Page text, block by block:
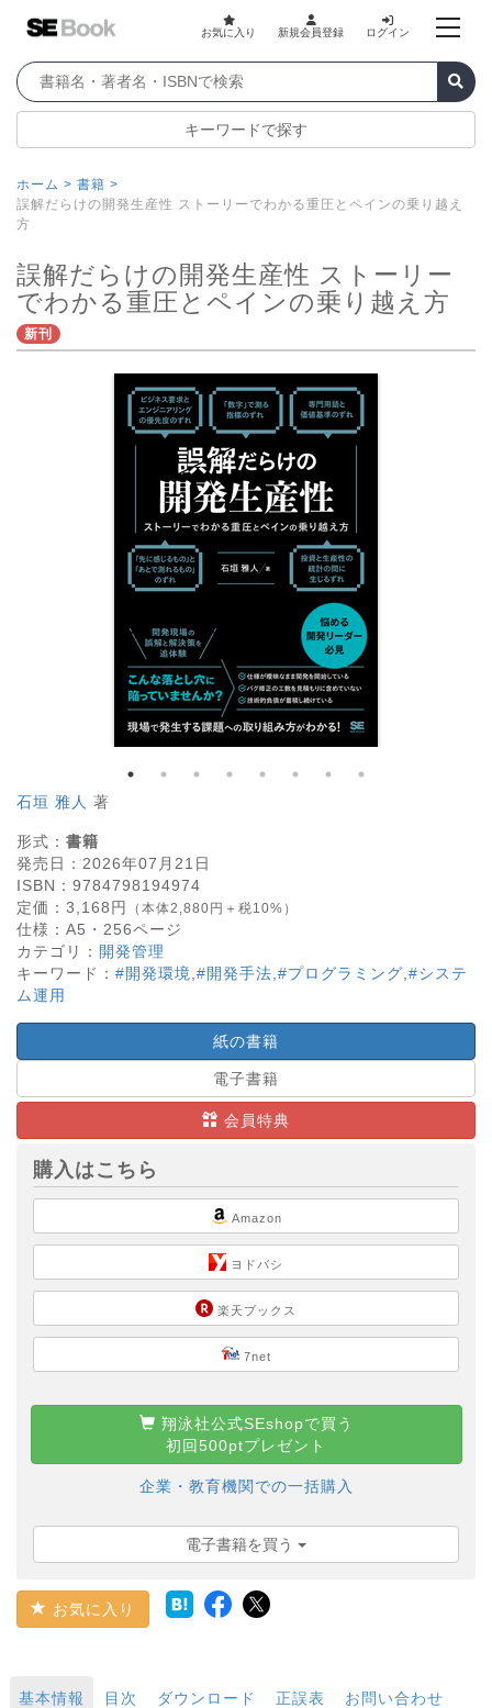
お気に入り 新規会員登録 ログイン
キーワードで探す
ホーム > 書籍 >
誤解だらけの開発生産性 ストーリーでわかる重圧とペインの乗り越え
方
誤解だらけの開発生産性 ストーリー
でわかる重圧とペインの乗り越え方
新刊
石垣 雅人 著
形式： 書籍
発売日： 2026年07月21日
ISBN： 9784798194974
定価： 3,168 円 （本体2,880円＋税10%）
仕様： A5・ 256ページ
カテゴリ： 開発管理
キーワード： #開発環境 #開発手法 #プログラミング #システ
ム運用
紙の書籍
電子書籍
会員特典
購入はこちら
Amazon
ヨドバシ
楽天ブックス
7net
翔泳社公式SEshopで買う
初回500ptプレゼント
企業・教育機関での一括購入
電子書籍を買う
お気に入り
基本情報 目次 ダウンロード 正誤表 お問い合わせ